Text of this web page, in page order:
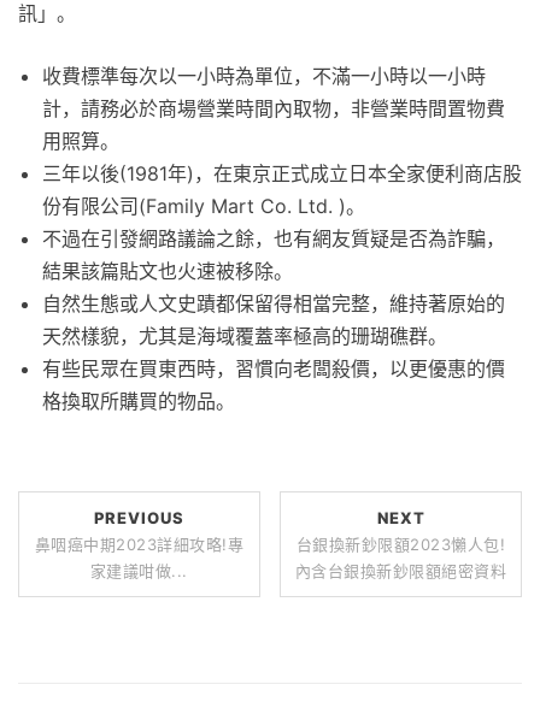
訊」。
收費標準每次以一小時為單位，不滿一小時以一小時
計，請務必於商場營業時間內取物，非營業時間置物費
用照算。
三年以後(1981年)，在東京正式成立日本全家便利商店股
份有限公司(Family Mart Co. Ltd. )。
不過在引發網路議論之餘，也有網友質疑是否為詐騙，
結果該篇貼文也火速被移除。
自然生態或人文史蹟都保留得相當完整，維持著原始的
天然樣貌，尤其是海域覆蓋率極高的珊瑚礁群。
有些民眾在買東西時，習慣向老闆殺價，以更優惠的價
格換取所購買的物品。
PREVIOUS
鼻咽癌中期2023詳細攻略!專
家建議咁做...
NEXT
台銀換新鈔限額2023懶人包!
內含台銀換新鈔限額絕密資料